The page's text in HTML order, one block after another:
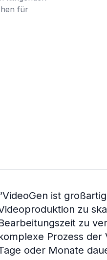
für
VideoGen ist
zu
zu
Prozess
oder Monate